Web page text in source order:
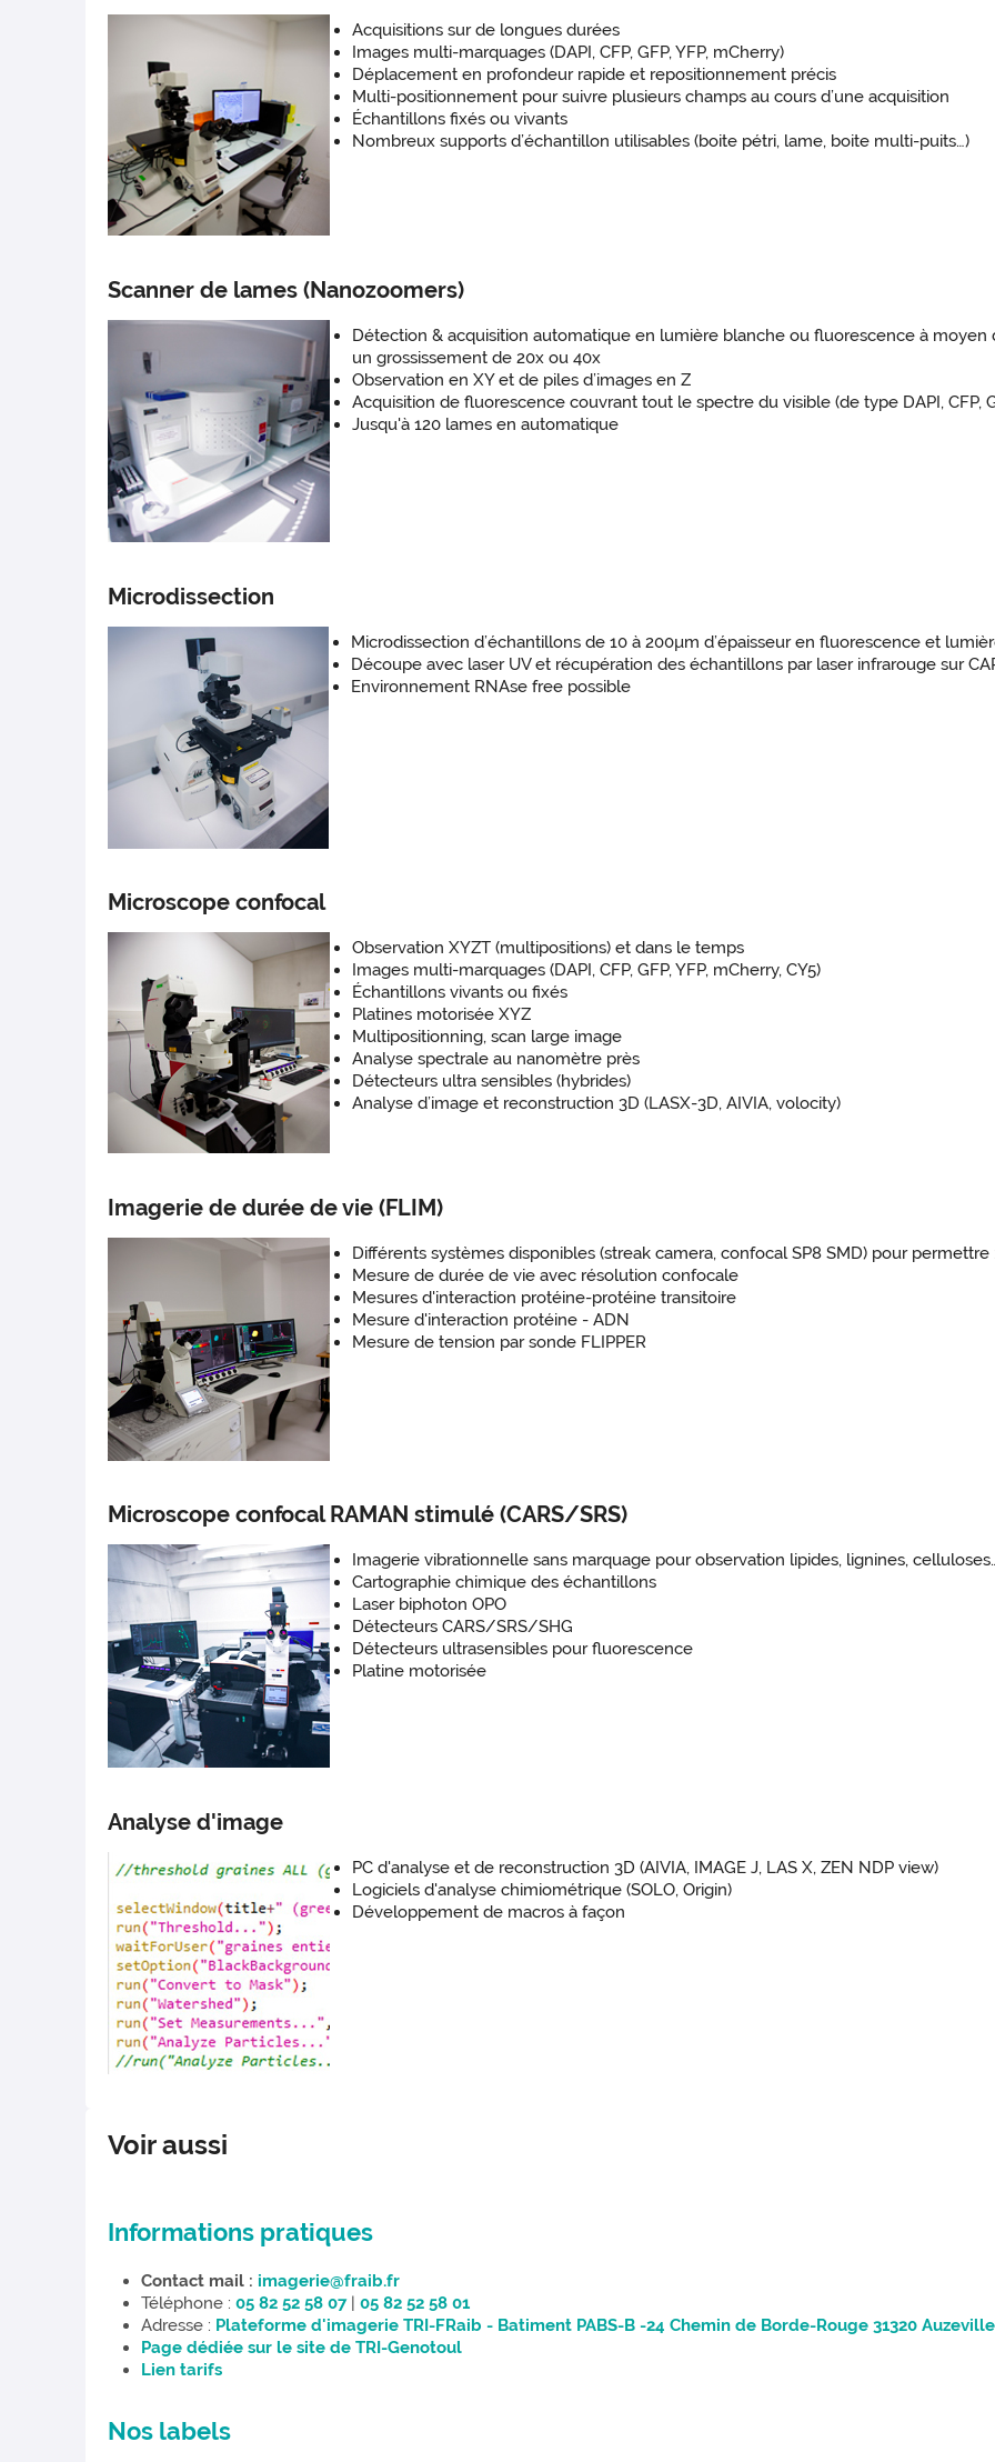
Acquisitions sur de longues durées
Images multi-marquages (DAPI, CFP, GFP, YFP, mCherry)
Déplacement en profondeur rapide et repositionnement précis
Multi-positionnement pour suivre plusieurs champs au cours d’une acquisition
Échantillons fixés ou vivants
Nombreux supports d’échantillon utilisables (boite pétri, lame, boite multi-puits…)
Scanner de lames (Nanozoomers)
Détection & acquisition automatique en lumière blanche ou fluorescence à moyen
un grossissement de 20x ou 40x
Observation en XY et de piles d’images en Z
Acquisition de fluorescence couvrant tout le spectre du visible (de type DAPI, CFP,
Jusqu'à 120 lames en automatique
Microdissection
Microdissection d’échantillons de 10 à 200µm d’épaisseur en fluorescence et
Découpe avec laser UV et récupération des échantillons par laser infrarouge sur
Environnement RNAse free possible
Microscope confocal
Observation XYZT (multipositions) et dans le temps
Images multi-marquages (DAPI, CFP, GFP, YFP, mCherry, CY5)
Échantillons vivants ou fixés
Platines motorisée XYZ
Multipositionning, scan large image
Analyse spectrale au nanomètre près
Détecteurs ultra sensibles (hybrides)
Analyse d’image et reconstruction 3D (LASX-3D, AIVIA, volocity)
Imagerie de durée de vie (FLIM)
Différents systèmes disponibles (streak camera, confocal SP8 SMD) pour
Mesure de durée de vie avec résolution confocale
Mesures d'interaction protéine-protéine transitoire
Mesure d'interaction protéine - ADN
Mesure de tension par sonde FLIPPER
Microscope confocal RAMAN stimulé (CARS/SRS)
Imagerie vibrationnelle sans marquage pour observation lipides, lignines,
Cartographie chimique des échantillons
Laser biphoton OPO
Détecteurs CARS/SRS/SHG
Détecteurs ultrasensibles pour fluorescence
Platine motorisée
Analyse d'image
PC d'analyse et de reconstruction 3D (AIVIA, IMAGE J, LAS X, ZEN NDP view)
Logiciels d'analyse chimiométrique (SOLO, Origin)
Développement de macros à façon
Voir aussi
Informations pratiques
Contact mail : imagerie@fraib.fr
Téléphone :05 82 52 58 07|05 82 52 58 01
Adresse : Plateforme d'imagerie TRI-FRaib - Batiment PABS-B -24 Chemin de Borde-Rouge 31320 Auzeville
Page dédiée sur le site de TRI-Genotoul
Lien tarifs
Nos labels